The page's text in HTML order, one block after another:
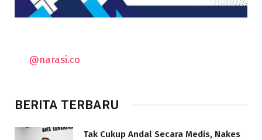
@narasi.co
BERITA TERBARU
Tak Cukup Andal Secara Medis, Nakes